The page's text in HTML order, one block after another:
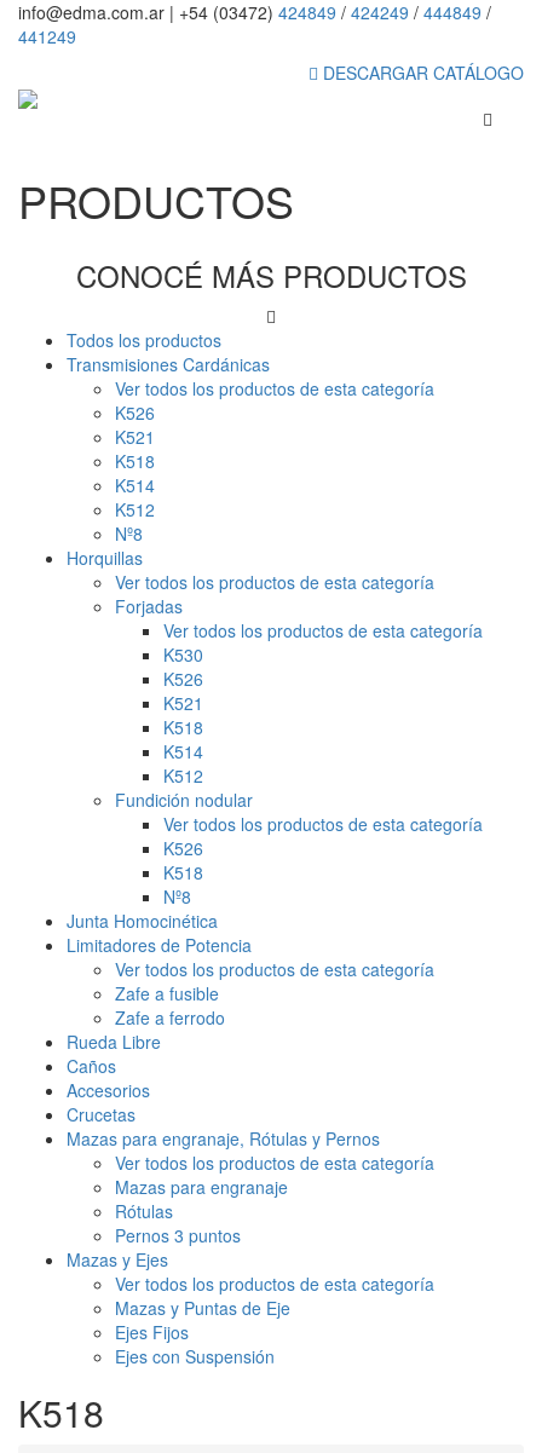
info@edma.com.ar | +54 (03472) 424849 / 424249 / 444849 /
441249
DESCARGAR CATÁLOGO
PRODUCTOS
CONOCÉ MÁS PRODUCTOS
Todos los productos
Transmisiones Cardánicas
Ver todos los productos de esta categoría
K526
K521
K518
K514
K512
Nº8
Horquillas
Ver todos los productos de esta categoría
Forjadas
Ver todos los productos de esta categoría
K530
K526
K521
K518
K514
K512
Fundición nodular
Ver todos los productos de esta categoría
K526
K518
Nº8
Junta Homocinética
Limitadores de Potencia
Ver todos los productos de esta categoría
Zafe a fusible
Zafe a ferrodo
Rueda Libre
Caños
Accesorios
Crucetas
Mazas para engranaje, Rótulas y Pernos
Ver todos los productos de esta categoría
Mazas para engranaje
Rótulas
Pernos 3 puntos
Mazas y Ejes
Ver todos los productos de esta categoría
Mazas y Puntas de Eje
Ejes Fijos
Ejes con Suspensión
K518